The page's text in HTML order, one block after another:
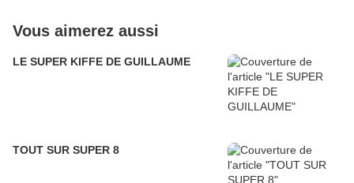
Vous aimerez aussi
LE SUPER KIFFE DE GUILLAUME
TOUT SUR SUPER 8